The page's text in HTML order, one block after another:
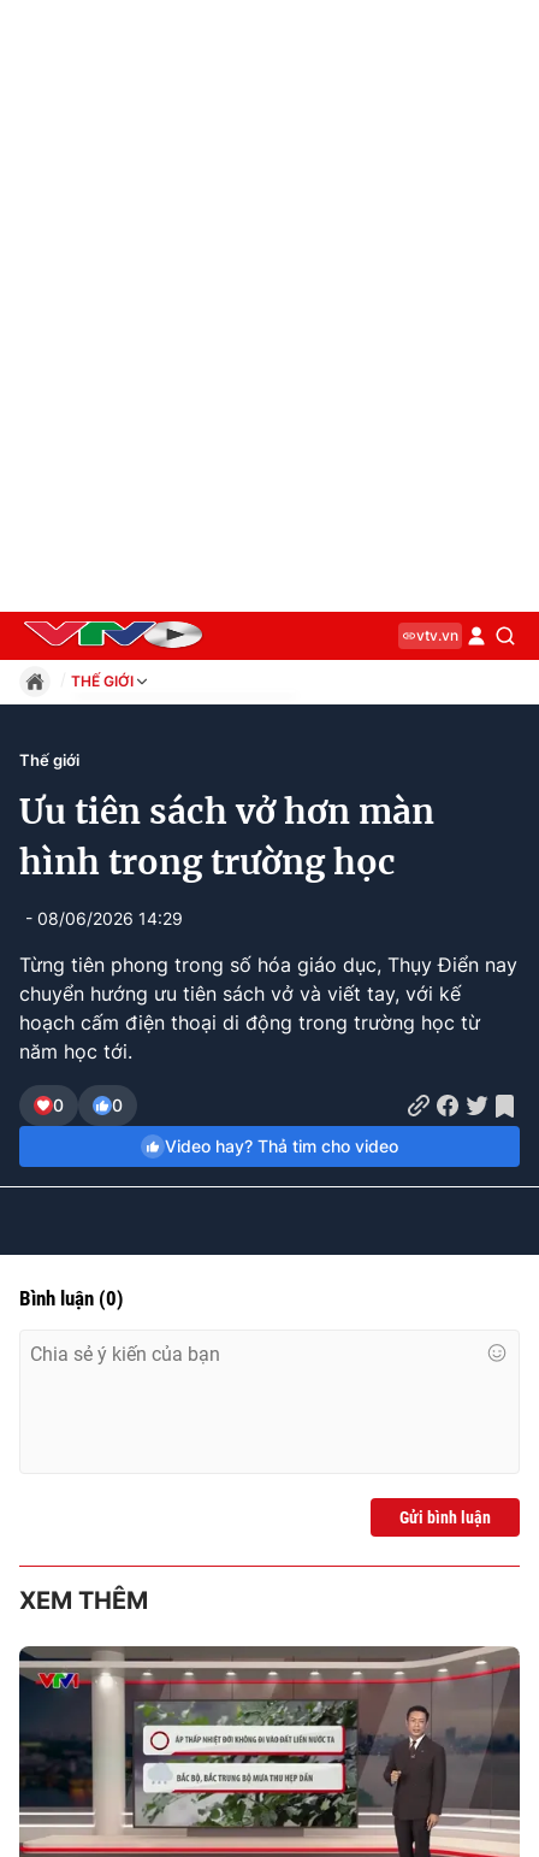
vtv.vn
THẾ GIỚI
Xã hội
Kinh tế
Thế giới
Công nghệ
Current
Time
0:11 / Duration
1:44
Thế giới
Ưu tiên sách vở hơn màn
hình trong trường học
- 08/06/2026 14:29
Từng tiên phong trong số hóa giáo dục, Thụy Điển nay
chuyển hướng ưu tiên sách vở và viết tay, với kế
hoạch cấm điện thoại di động trong trường học từ
năm học tới.
0
0
Video hay? Thả tim cho video
Bình luận (0)
Gửi bình luận
XEM THÊM